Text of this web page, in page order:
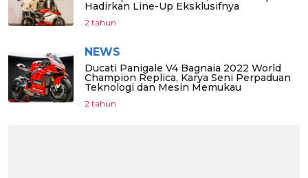
Hadirkan Line-Up Eksklusifnya
2 tahun
NEWS
Ducati Panigale V4 Bagnaia 2022 World
Champion Replica, Karya Seni Perpaduan
Teknologi dan Mesin Memukau
2 tahun